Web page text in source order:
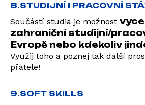
8.STUDIJNÍ I PRACOVNÍ
Součástí studia je možnost
zahraniční studijní/
Evropě nebo kdekoliv
Využij toho a poznej tak další
přátele!
9.SOFT SKILLS